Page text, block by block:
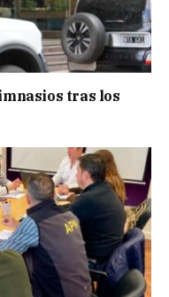
tras los